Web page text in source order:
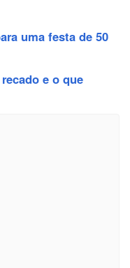
uma festa de 50
e o que